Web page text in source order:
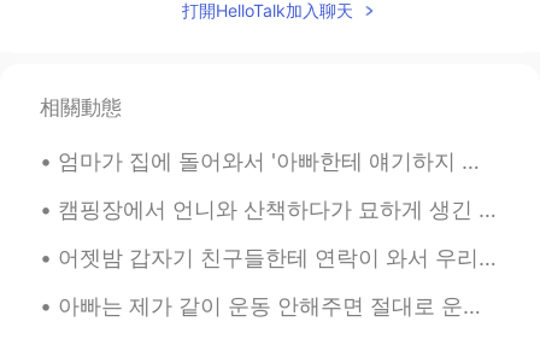
마다 말을 받아들이는 방법과 말을 쓰는 방
EN KR
@Jay It makes me really glad to hear
that this piece touched you in some way
:) Thanks for reading!
올리 2019.07.16 14:50
打開HelloTalk加入聊天
相關動態
엄마가 집에 돌어와서 '아빠한테 얘기하지 마~'라고 하시면서 저와 언니에게 속삭이며 오늘의 에피소드를 들려주셨다 엄마는 오늘 동네 편의점에 들렸었나보다 그리고 어느 낯선 젊...
캠핑장에서 언니와 산책하다가 묘하게 생긴 버섯을 관찰하려고 잠깐 멈췄는데 뒤에서 "excuse me"라고 말하는 한 여자의 목소리가 들렸다 버섯 건들지 말라고 혼날 줄 알았는...
어젯밤 갑자기 친구들한테 연락이 와서 우리 동네 근처로 온다고 나와서 만나자고 했는데 어제는 일 때문에 조금 먼데로 가고 집에 늦게 들어갈 예정이어서 난 못 만날 거 같다고 ...
아빠는 제가 같이 운동 안해주면 절대로 운동 안 하시거든요 그래서 제가 공원에 같이 산책도 해주고 가끔 라켓볼도 치고 그러는데 겨울에는 너무 추우니까 쇼핑몰 가서 아이쇼핑 하...